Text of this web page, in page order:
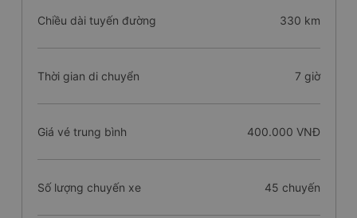
Chiều dài tuyến đường 330 km
Thời gian di chuyển 7 giờ
Giá vé trung bình 400.000 VNĐ
Số lượng chuyến xe 45 chuyến